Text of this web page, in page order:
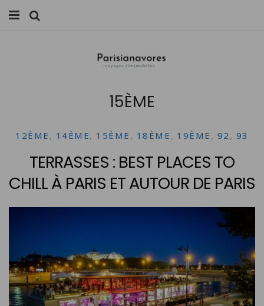
FAMILLE
VOYAGES
BALADES À PARIS
LIFESTYLE
CULTURE
15ÈME
12ÈME , 14ÈME, 15ÈME , 18ÈME, 19ÈME , 92 , 93
TERRASSES : BEST PLACES TO
CHILL À PARIS ET AUTOUR DE PARIS